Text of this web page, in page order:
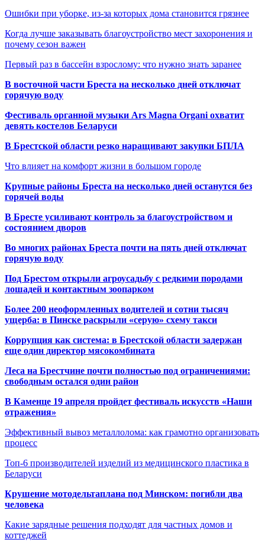
Ошибки при уборке, из-за которых дома становится грязнее
Когда лучше заказывать благоустройство мест захоронения и
почему сезон важен
Первый раз в бассейн взрослому: что нужно знать заранее
В восточной части Бреста на несколько дней отключат
горячую воду
Фестиваль органной музыки Ars Magna Organi охватит
девять костелов Беларуси
В Брестской области резко наращивают закупки БПЛА
Что влияет на комфорт жизни в большом городе
Крупные районы Бреста на несколько дней останутся без
горячей воды
В Бресте усиливают контроль за благоустройством и
состоянием дворов
Во многих районах Бреста почти на пять дней отключат
горячую воду
Под Брестом открыли агроусадьбу с редкими породами
лошадей и контактным зоопарком
Более 200 неоформленных водителей и сотни тысяч
ущерба: в Пинске раскрыли «серую» схему такси
Коррупция как система: в Брестской области задержан
еще один директор мясокомбината
Леса на Брестчине почти полностью под ограничениями:
свободным остался один район
В Каменце 19 апреля пройдет фестиваль искусств «Наши
отражения»
Эффективный вывоз металлолома: как грамотно организовать
процесс
Топ-6 производителей изделий из медицинского пластика в
Беларуси
Крушение мотодельтаплана под Минском: погибли два
человека
Какие зарядные решения подходят для частных домов и
коттеджей